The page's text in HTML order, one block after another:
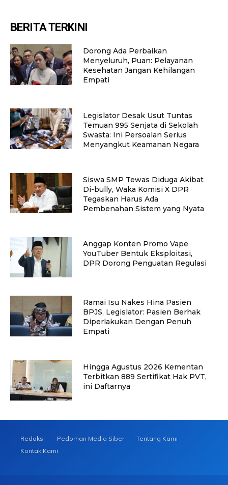
BERITA TERKINI
Dorong Ada Perbaikan
Menyeluruh, Puan: Pelayanan
Kesehatan Jangan Kehilangan
Empati
Legislator Desak Usut Tuntas
Temuan 995 Senjata di Sekolah
Swasta: Ini Persoalan Serius
Menyangkut Keamanan Negara
Siswa SMP Tewas Diduga Akibat
Di-bully, Waka Komisi X DPR
Tegaskan Harus Ada
Pembenahan Sistem yang Nyata
Anggap Konten Promo Vape
YouTuber Bentuk Eksploitasi,
DPR Dorong Penguatan Regulasi
Ramai Isu Nakes Hina Pasien
BPJS, Legislator: Pasien Berhak
Diperlakukan Dengan Penuh
Empati
Hingga Agustus 2026 Kementan
Terbitkan 889 Sertifikat Hak PVT,
ini Daftarnya
Redaksi Pedoman Media Siber
Tentang Kami
Kontak Kami